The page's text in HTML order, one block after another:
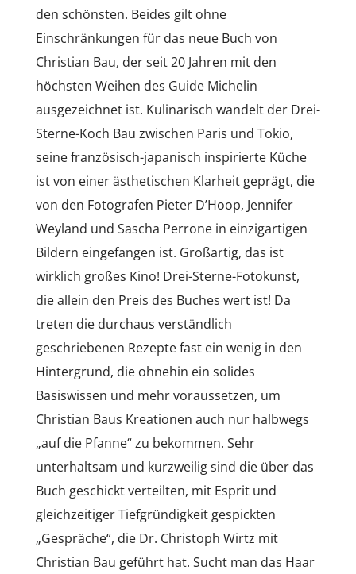
den schönsten. Beides gilt ohne
Einschränkungen für das neue Buch von
Christian Bau, der seit 20 Jahren mit den
höchsten Weihen des Guide Michelin
ausgezeichnet ist. Kulinarisch wandelt der Drei-
Sterne-Koch Bau zwischen Paris und Tokio,
seine französisch-japanisch inspirierte Küche
ist von einer ästhetischen Klarheit geprägt, die
von den Fotografen Pieter D’Hoop, Jennifer
Weyland und Sascha Perrone in einzigartigen
Bildern eingefangen ist. Großartig, das ist
wirklich großes Kino! Drei-Sterne-Fotokunst,
die allein den Preis des Buches wert ist! Da
treten die durchaus verständlich
geschriebenen Rezepte fast ein wenig in den
Hintergrund, die ohnehin ein solides
Basiswissen und mehr voraussetzen, um
Christian Baus Kreationen auch nur halbwegs
„auf die Pfanne“ zu bekommen. Sehr
unterhaltsam und kurzweilig sind die über das
Buch geschickt verteilten, mit Esprit und
gleichzeitiger Tiefgründigkeit gespickten
„Gespräche“, die Dr. Christoph Wirtz mit
Christian Bau geführt hat. Sucht man das Haar